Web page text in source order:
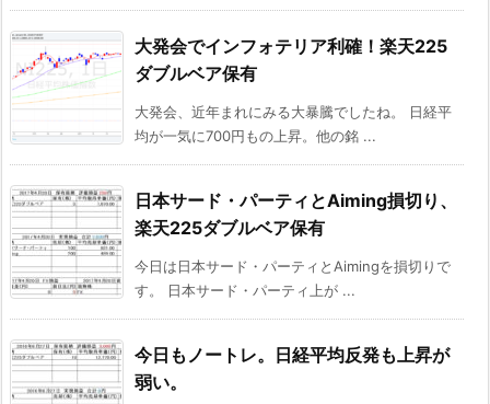
大発会でインフォテリア利確！楽天225
ダブルベア保有
大発会、近年まれにみる大暴騰でしたね。 日経平
均が一気に700円もの上昇。他の銘 ...
日本サード・パーティとAiming損切り、
楽天225ダブルベア保有
今日は日本サード・パーティとAimingを損切りで
す。 日本サード・パーティ上が ...
今日もノートレ。日経平均反発も上昇が
弱い。